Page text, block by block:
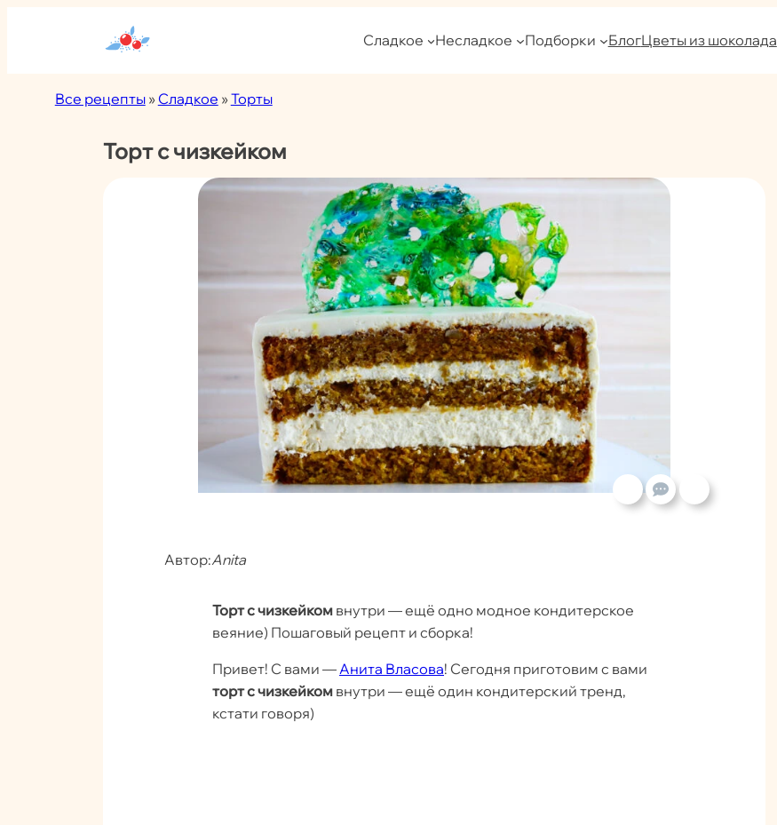
Сладкое Несладкое Подборки БлогЦветы из шоколада
Все рецепты»Сладкое »Торты
Торт с чизкейком
Автор:Anita
Торт с чизкейком внутри — ещё одно модное кондитерское
веяние) Пошаговый рецепт и сборка!
Привет! С вами —Анита Власова! Сегодня приготовим с вами
торт с чизкейком внутри — ещё один кондитерский тренд,
кстати говоря)